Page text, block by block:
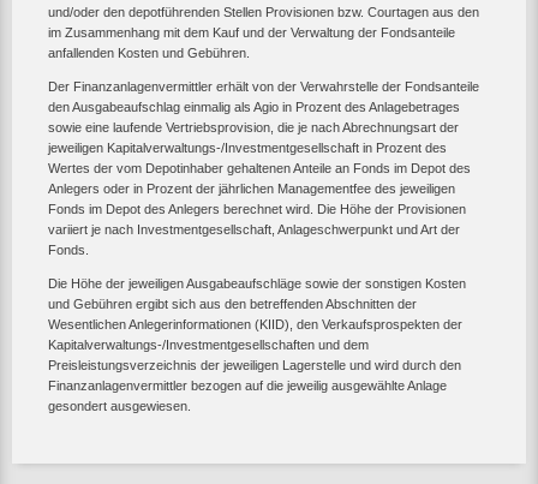
und/oder den depotführenden Stellen Provisionen bzw. Courtagen aus den
im Zusammenhang mit dem Kauf und der Verwaltung der Fondsanteile
anfallenden Kosten und Gebühren.
Der Finanzanlagenvermittler erhält von der Verwahrstelle der Fondsanteile
den Ausgabeaufschlag einmalig als Agio in Prozent des Anlagebetrages
sowie eine laufende Vertriebsprovision, die je nach Abrechnungsart der
jeweiligen Kapitalverwaltungs-/Investmentgesellschaft in Prozent des
Wertes der vom Depotinhaber gehaltenen Anteile an Fonds im Depot des
Anlegers oder in Prozent der jährlichen Managementfee des jeweiligen
Fonds im Depot des Anlegers berechnet wird. Die Höhe der Provisionen
variiert je nach Investmentgesellschaft, Anlageschwerpunkt und Art der
Fonds.
Die Höhe der jeweiligen Ausgabeaufschläge sowie der sonstigen Kosten
und Gebühren ergibt sich aus den betreffenden Abschnitten der
Wesentlichen Anlegerinformationen (KIID), den Verkaufsprospekten der
Kapitalverwaltungs-/Investmentgesellschaften und dem
Preisleistungsverzeichnis der jeweiligen Lagerstelle und wird durch den
Finanzanlagenvermittler bezogen auf die jeweilig ausgewählte Anlage
gesondert ausgewiesen.